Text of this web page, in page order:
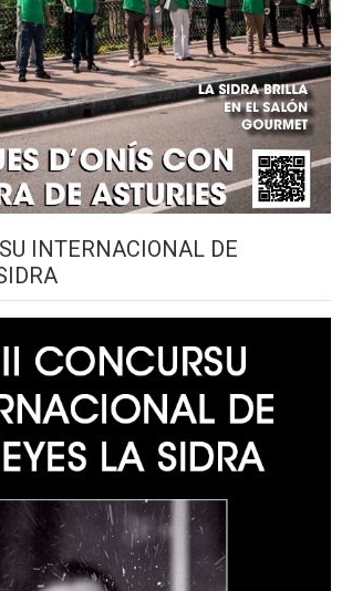
INTERNACIONAL DE